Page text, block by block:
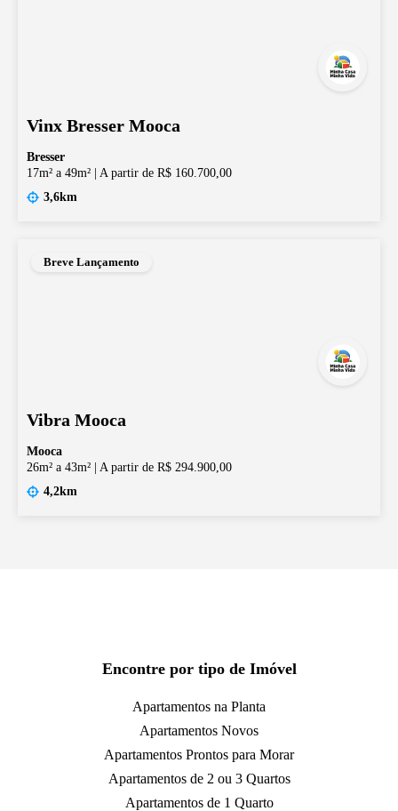
Vinx Bresser Mooca
Bresser
17m² a 49m²
A partir de R$ 160.700,00
3,6km
Breve Lançamento
Vibra Mooca
Mooca
26m² a 43m²
A partir de R$ 294.900,00
4,2km
Encontre por tipo de Imóvel
Apartamentos na Planta
Apartamentos Novos
Apartamentos Prontos para Morar
Apartamentos de 2 ou 3 Quartos
Apartamentos de 1 Quarto